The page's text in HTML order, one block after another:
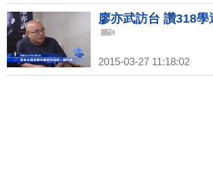
廖亦武訪台 讚318
2015-03-27 11:18:02